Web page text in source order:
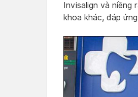
Invisalign và niềng
khoa khác, đáp